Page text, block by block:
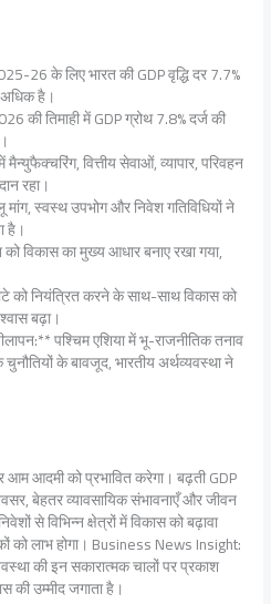
26 के लिए भारत की GDP वृद्धि दर 7.7%
है।
की तिमाही में GDP ग्रोथ 7.8% दर्ज की
वित्तीय सेवाओं, व्यापार, परिवहन
रहा।
स्वस्थ उपभोग और निवेश गतिविधियों ने
है।
विकास का मुख्य आधार बनाए रखा गया,
को नियंत्रित करने के साथ-साथ विकास को
बढ़ा।
पश्चिम एशिया में भू-राजनीतिक तनाव
के बावजूद, भारतीय अर्थव्यवस्था ने
आदमी को प्रभावित करेगा। बढ़ती GDP
बेहतर व्यावसायिक संभावनाएँ और जीवन
से विभिन्न क्षेत्रों में विकास को बढ़ावा
को लाभ होगा। Business News Insight:
की इन सकारात्मक चालों पर प्रकाश
की उम्मीद जगाता है।